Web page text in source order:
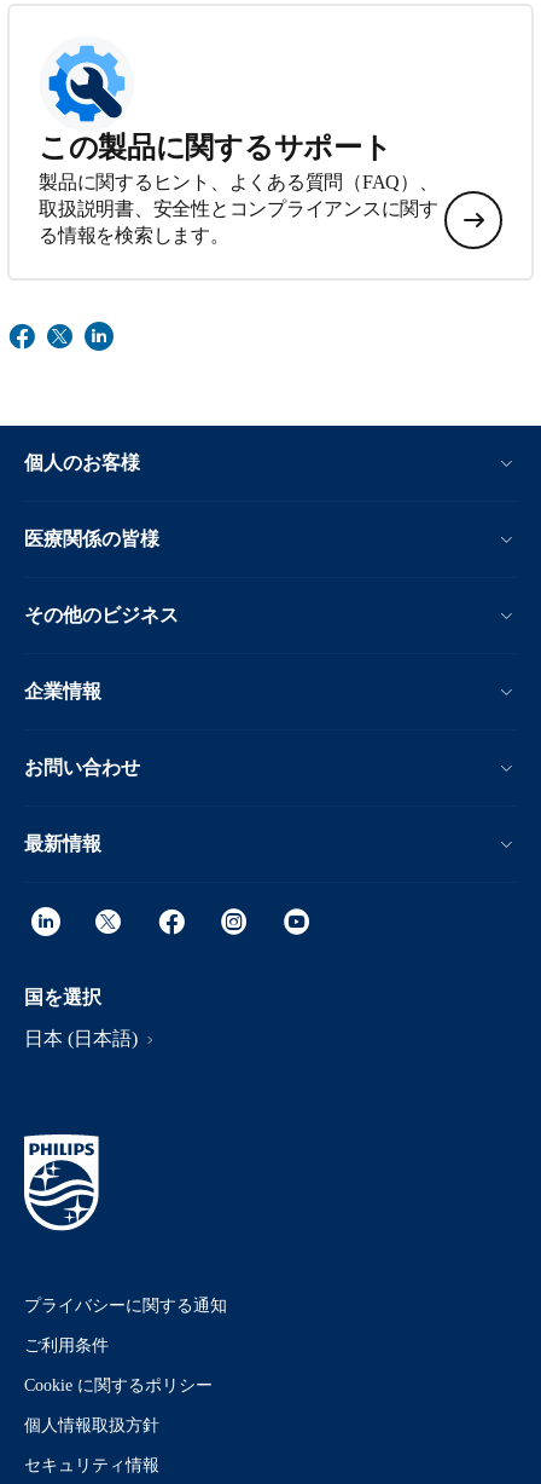
この製品に関するサポート
製品に関するヒント、よくある質問（FAQ）、
取扱説明書、安全性とコンプライアンスに関す
る情報を検索します。
個人のお客様
医療関係の皆様
その他のビジネス
企業情報
お問い合わせ
最新情報
国を選択
日本 (日本語)
プライバシーに関する通知
ご利用条件
Cookie に関するポリシー
個人情報取扱方針
セキュリティ情報